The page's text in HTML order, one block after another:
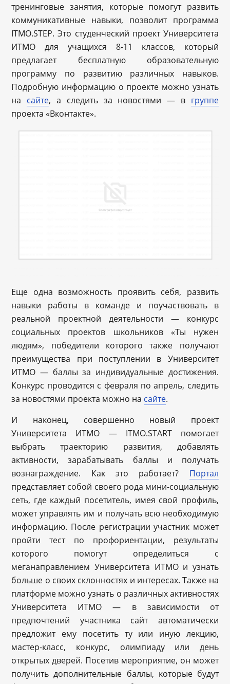
тренинговые занятия, которые помогут развить
коммуникативные навыки, позволит программа
ITMO.STEP. Это студенческий проект Университета
ИТМО для учащихся 8-11 классов, который
предлагает бесплатную образовательную
программу по развитию различных навыков.
Подробную информацию о проекте можно узнать
на сайте, а следить за новостями — в группе
проекта «Вконтакте».
Еще одна возможность проявить себя, развить
навыки работы в команде и поучаствовать в
реальной проектной деятельности — конкурс
социальных проектов школьников «Ты нужен
людям», победители которого также получают
преимущества при поступлении в Университет
ИТМО — баллы за индивидуальные достижения.
Конкурс проводится с февраля по апрель, следить
за новостями проекта можно на сайте.
И наконец, совершенно новый проект
Университета ИТМО — ITMO.START помогает
выбрать траекторию развития, добавлять
активности, зарабатывать баллы и получать
вознаграждение. Как это работает? Портал
представляет собой своего рода мини-социальную
сеть, где каждый посетитель, имея свой профиль,
может управлять им и получать всю необходимую
информацию. После регистрации участник может
пройти тест по профориентации, результаты
которого помогут определиться с
меганаправлением Университета ИТМО и узнать
больше о своих склонностях и интересах. Также на
платформе можно узнать о различных активностях
Университета ИТМО — в зависимости от
предпочтений участника сайт автоматически
предложит ему посетить ту или иную лекцию,
мастер-класс, конкурс, олимпиаду или день
открытых дверей. Посетив мероприятие, он может
получить дополнительные баллы, которые будут